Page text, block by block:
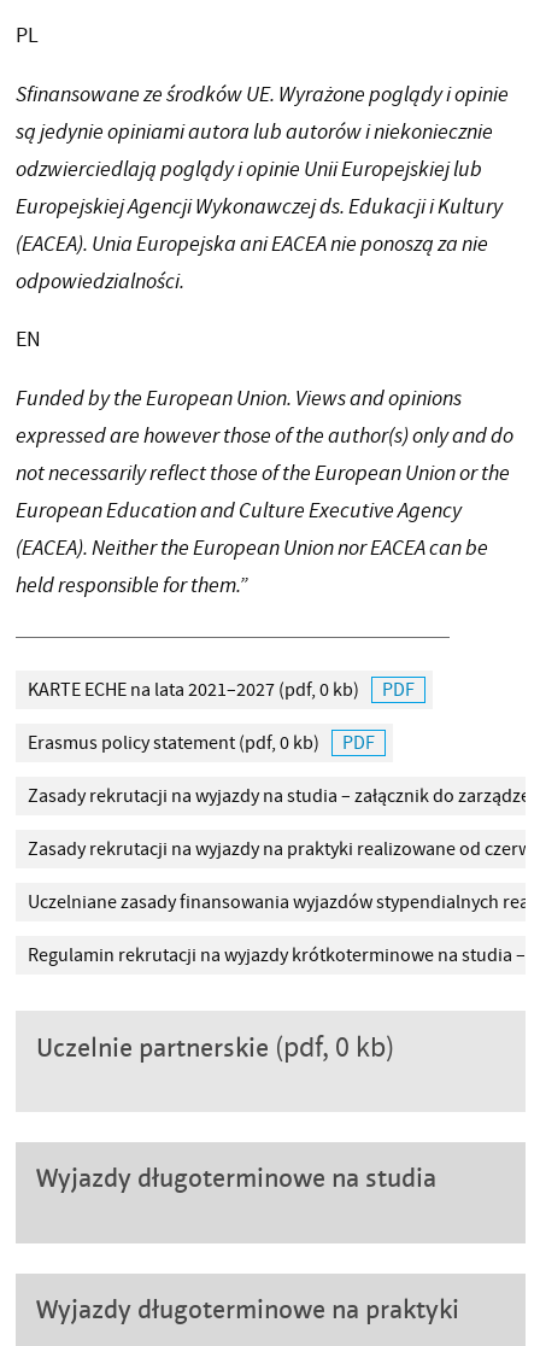
PL
Sfinansowane ze środków UE. Wyrażone poglądy i opinie
są jedynie opiniami autora lub autorów i niekoniecznie
odzwierciedlają poglądy i opinie Unii Europejskiej lub
Europejskiej Agencji Wykonawczej ds. Edukacji i Kultury
(EACEA). Unia Europejska ani EACEA nie ponoszą za nie
odpowiedzialności.
EN
Funded by the European Union. Views and opinions
expressed are however those of the author(s) only and do
not necessarily reflect those of the European Union or the
European Education and Culture Executive Agency
(EACEA). Neither the European Union nor EACEA can be
held responsible for them.”
KARTE ECHE na lata 2021–2027 (pdf, 0 kb)
Erasmus policy statement (pdf, 0 kb)
Zasady rekrutacji na wyjazdy na studia – załącznik do
Zasady rekrutacji na wyjazdy na praktyki realizowane od
Uczelniane zasady finansowania wyjazdów stypendialnych
Regulamin rekrutacji na wyjazdy krótkoterminowe na studia –
Uczelnie partnerskie (pdf, 0 kb)
Wyjazdy długoterminowe na studia
Wyjazdy długoterminowe na praktyki